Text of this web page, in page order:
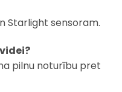
Starlight sensoram.
pilnu noturību pret